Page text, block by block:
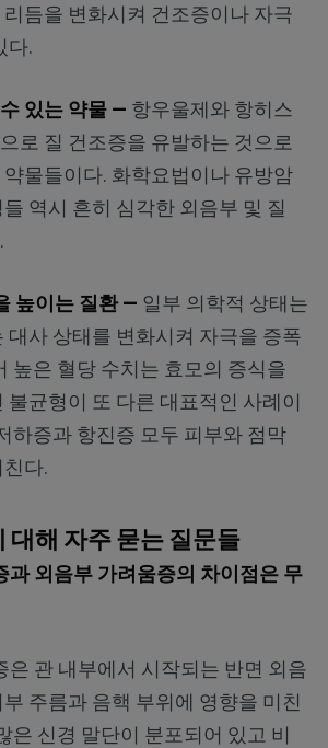
듬을 변화시켜 건조증이나 자극
다.
있는 약물 — 항우울제와 항히스
로 질 건조증을 유발하는 것으로
물들이다. 화학요법이나 유방암
역시 흔히 심각한 외음부 및 질
높이는 질환 — 일부 의학적 상태는
대사 상태를 변화시켜 자극을 증폭
높은 혈당 수치는 효모의 증식을
불균형이 또 다른 대표적인 사례이
하증과 항진증 모두 피부와 점막
다.
대해 자주 묻는 질문들
과 외음부 가려움증의 차이점은 무
은 관 내부에서 시작되는 반면 외음
주름과 음핵 부위에 영향을 미친
은 신경 말단이 분포되어 있고 비